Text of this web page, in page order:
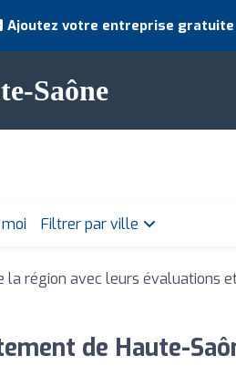
Ajoutez votre entreprise gratuite
Saône
Filtrer par ville
la région avec leurs évaluations
de Haute-